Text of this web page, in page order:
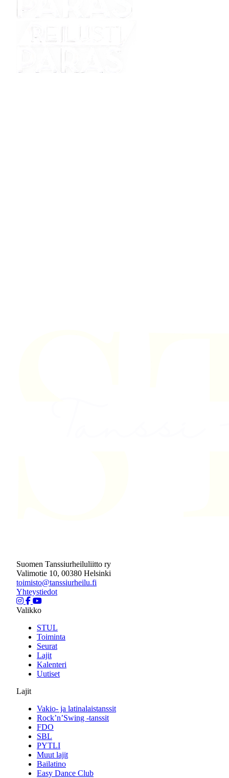
Suomen Tanssiurheiluliitto ry
Valimotie 10, 00380 Helsinki
toimisto@tanssiurheilu.fi
Yhteystiedot
Valikko
STUL
Toiminta
Seurat
Lajit
Kalenteri
Uutiset
Lajit
Vakio- ja latinalaistanssit
Rock’n’Swing -tanssit
FDO
SBL
PYTLI
Muut lajit
Bailatino
Easy Dance Club